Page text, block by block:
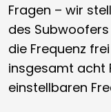
Fragen – wir
des
die Frequenz
insgesamt acht
einstellbaren